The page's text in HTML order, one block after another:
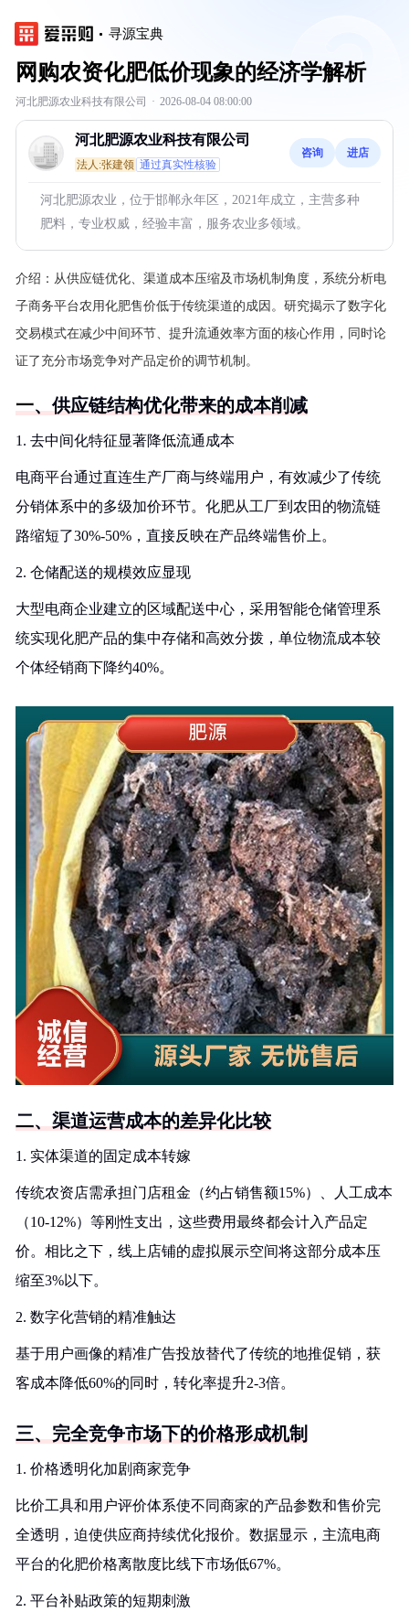
寻源宝典
网购农资化肥低价现象的经济学解析
河北肥源农业科技有限公司 · 2026-08-04 08:00:00
河北肥源农业科技有限公司
法人:张建领 通过真实性核验
咨询 进店
河北肥源农业，位于邯郸永年区，2021年成立，主营多种
肥料，专业权威，经验丰富，服务农业多领域。
介绍： 从供应链优化、渠道成本压缩及市场机制角度，系统分析电
子商务平台农用化肥售价低于传统渠道的成因。研究揭示了数字化
交易模式在减少中间环节、提升流通效率方面的核心作用，同时论
证了充分市场竞争对产品定价的调节机制。
一、供应链结构优化带来的成本削减
1. 去中间化特征显著降低流通成本
电商平台通过直连生产厂商与终端用户，有效减少了传统
分销体系中的多级加价环节。化肥从工厂到农田的物流链
路缩短了30%-50%，直接反映在产品终端售价上。
2. 仓储配送的规模效应显现
大型电商企业建立的区域配送中心，采用智能仓储管理系
统实现化肥产品的集中存储和高效分拨，单位物流成本较
个体经销商下降约40%。
二、渠道运营成本的差异化比较
1. 实体渠道的固定成本转嫁
传统农资店需承担门店租金（约占销售额15%）、人工成本
（10-12%）等刚性支出，这些费用最终都会计入产品定
价。相比之下，线上店铺的虚拟展示空间将这部分成本压
缩至3%以下。
2. 数字化营销的精准触达
基于用户画像的精准广告投放替代了传统的地推促销，获
客成本降低60%的同时，转化率提升2-3倍。
三、完全竞争市场下的价格形成机制
1. 价格透明化加剧商家竞争
比价工具和用户评价体系使不同商家的产品参数和售价完
全透明，迫使供应商持续优化报价。数据显示，主流电商
平台的化肥价格离散度比线下市场低67%。
2. 平台补贴政策的短期刺激